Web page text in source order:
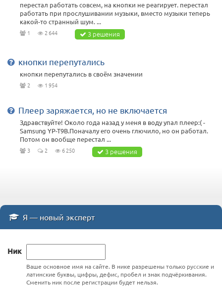
перестал работать совсем, на кнопки не реагирует. перестал
работать при прослушивании музыки, вместо музыки теперь
какой-то странный шум. ...
1 2 644 3 решения
кнопки перепутались
кнопки перепутались в своём значении
2 1 954
Плеер заряжается, но не включается
Здравствуйте! Около года назад у меня в воду упал плеер:( -
Samsung YP-T9B.Поначалу его очень глючило, но он работал.
Потом он вообще перестал ...
3 2 6 250 3 решения
Я — новый эксперт
Ник
Ваше основное имя на сайте. В нике разрешены только русские и
латинские буквы, цифры, дефис, пробел и знак подчёркивания.
Сменить ник после регистрации будет нельзя.